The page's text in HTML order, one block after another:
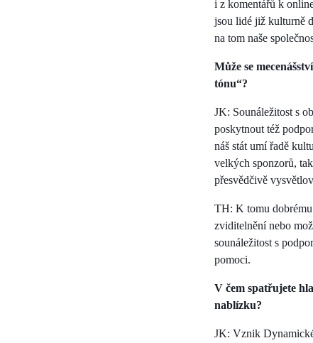
i z komentářů k
jsou lidé již kulturně
na tom naše
Může se
tónu“?
JK: Sounáležitost s
poskytnout též
náš stát umí řadě
velkých sponzorů,
přesvědčivě
TH: K tomu dobrému
zviditelnění nebo
sounáležitost s
pomoci.
V čem spatřujete
nablízku?
JK: Vznik